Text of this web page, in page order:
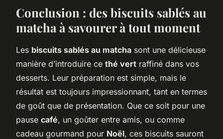
Conclusion : des biscuits sablés au
matcha à savourer à tout moment
Les biscuits sablés au matcha sont une délicieuse
manière d’introduire ce thé vert raffiné dans vos
desserts. Leur préparation est simple, mais le
résultat est toujours impressionnant, tant en termes
de goût que de présentation. Que ce soit pour une
pause café, un goûter entre amis, ou comme
cadeau gourmand pour Noël, ces biscuits sauront